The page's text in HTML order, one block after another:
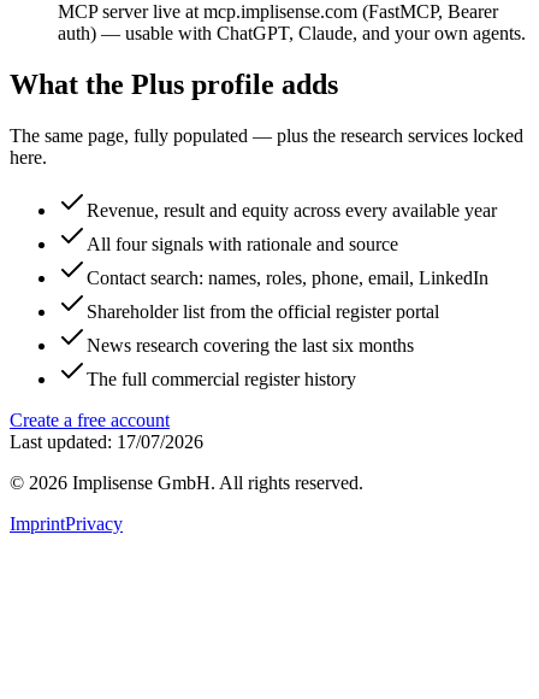
MCP server live at mcp.implisense.com (FastMCP, Bearer
auth) — usable with ChatGPT, Claude, and your own agents.
What the Plus profile adds
The same page, fully populated — plus the research services locked
here.
Revenue, result and equity across every available year
All four signals with rationale and source
Contact search: names, roles, phone, email, LinkedIn
Shareholder list from the official register portal
News research covering the last six months
The full commercial register history
Create a free account
Last updated: 17/07/2026
© 2026 Implisense GmbH. All rights reserved.
ImprintPrivacy